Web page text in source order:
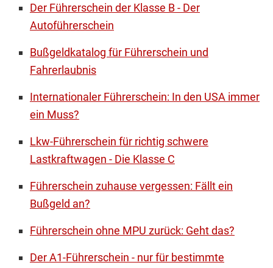
Der Führerschein der Klasse B - Der
Autoführerschein
Bußgeldkatalog für Führerschein und
Fahrerlaubnis
Internationaler Führerschein: In den USA immer
ein Muss?
Lkw-Führerschein für richtig schwere
Lastkraftwagen - Die Klasse C
Führerschein zuhause vergessen: Fällt ein
Bußgeld an?
Führerschein ohne MPU zurück: Geht das?
Der A1-Führerschein - nur für bestimmte